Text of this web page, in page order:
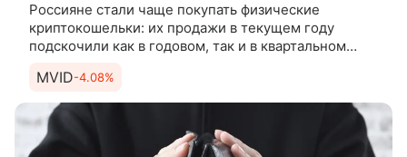
Россияне стали чаще покупать физические
криптокошельки: их продажи в текущем году
подскочили как в годовом, так и в квартальном
маркетплейсах. Холодный
MVID-4.08%